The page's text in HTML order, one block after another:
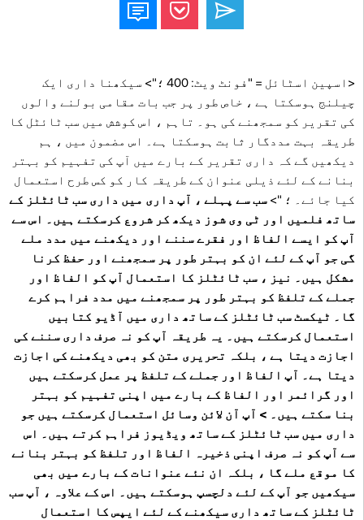
<اسپین اسٹائل = "فونٹ ویٹ: 400 ؛"> سیکھنا داری ایک
چیلنج ہوسکتا ہے ، خاص طور پر جب بات مقامی بولنے والوں
کی تقریر کو سمجھنے کی ہو۔ تاہم ، اس کوشش میں سب ٹائٹل کا
طریقہ بہت مددگار ثابت ہوسکتا ہے۔ اس مضمون میں ، ہم
دیکھیں گے کہ داری تقریر کے بارے میں آپ کی تفہیم کو بہتر
بنانے کے لئے ذیلی عنوان کے طریقہ کار کو کس طرح استعمال
کیا جائے۔ ؛ "> سب سے پہلے ، آپ داری میں داری سب ٹائٹلز کے
ساتھ فلمیں اور ٹی وی شوز دیکھ کر شروع کرسکتے ہیں۔ اس سے
آپ کو ایسے الفاظ اور فقرے سننے اور دیکھنے میں مدد ملے
گی جو آپ کے لئے ان کو بہتر طور پر سمجھنے اور حفظ کرنا
مشکل ہیں۔ نیز ، سب ٹائٹلز کا استعمال آپ کو الفاظ اور
جملے کے تلفظ کو بہتر طور پر سمجھنے میں مدد فراہم کرے
گا۔ ٹیکسٹ سب ٹائٹلز کے ساتھ داری میں آڈیو کتابیں
استعمال کرسکتے ہیں۔ یہ طریقہ آپ کو نہ صرف داری سننے کی
اجازت دیتا ہے ، بلکہ تحریری متن کو بھی دیکھنے کی اجازت
دیتا ہے۔ آپ الفاظ اور جملے کے تلفظ پر عمل کرسکتے ہیں
اور گرائمر اور الفاظ کے بارے میں اپنی تفہیم کو بہتر
بنا سکتے ہیں۔ > آپ آن لائن وسائل استعمال کرسکتے ہیں جو
داری میں سب ٹائٹلز کے ساتھ ویڈیوز فراہم کرتے ہیں۔ اس
سے آپ کو نہ صرف اپنی ذخیرہ الفاظ اور تلفظ کو بہتر بنانے
کا موقع ملے گا ، بلکہ ان نئے عنوانات کے بارے میں بھی
سیکھیں جو آپ کے لئے دلچسپ ہوسکتے ہیں۔ اس کے علاوہ ، آپ سب
ٹائٹلز کے ساتھ داری سیکھنے کے لئے ایپس کا استعمال